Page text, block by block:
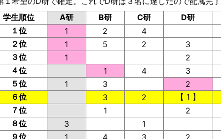
学生順位
A研 B研 C研 D研
１位
1 2 4
２位
1 5 2 3
３位
1 2
４位
1 4 3
５位
1 3
2
６位
3 2
【 1 】
７位
1 2
８位
3 1
９位
1 4 3
2